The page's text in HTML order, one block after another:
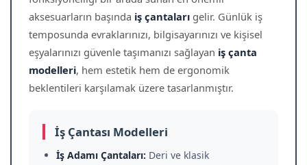
aksesuarların başında iş çantaları gelir. Günlük iş
temposunda evraklarınızı, bilgisayarınızı ve kişisel
eşyalarınızı güvenle taşımanızı sağlayan iş çanta
modelleri, hem estetik hem de ergonomik
beklentileri karşılamak üzere tasarlanmıştır.
İş Çantası Modelleri
İş Adamı Çantaları: Deri ve klasik